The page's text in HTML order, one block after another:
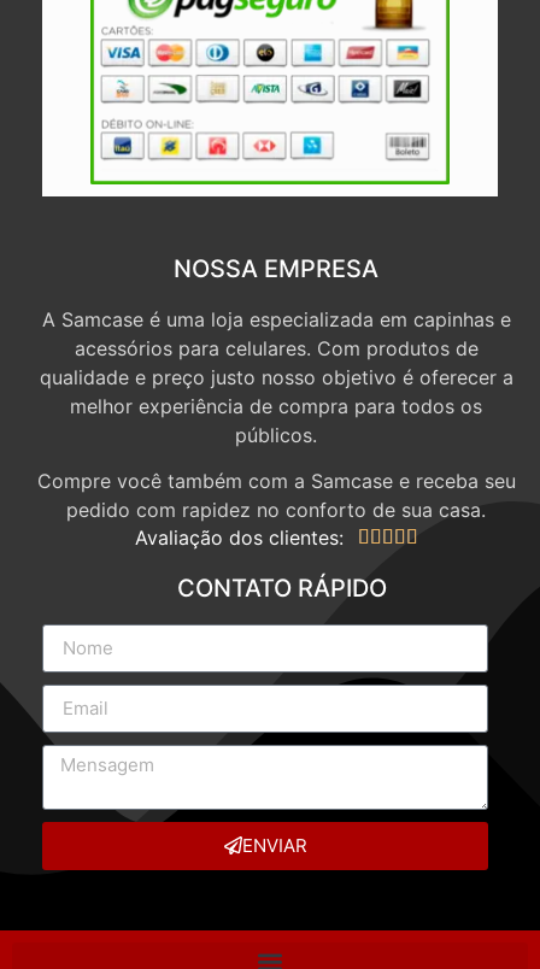
NOSSA EMPRESA
A Samcase é uma loja especializada em capinhas e
acessórios para celulares. Com produtos de
qualidade e preço justo nosso objetivo é oferecer a
melhor experiência de compra para todos os
públicos.
Compre você também com a Samcase e receba seu
pedido com rapidez no conforto de sua casa.
Avaliação dos clientes:
    
CONTATO RÁPIDO
ENVIAR